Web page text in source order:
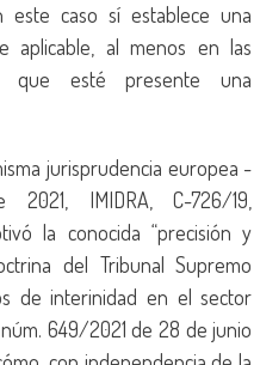
este caso sí establece una
aplicable, al menos en las
que esté presente una
jurisprudencia europea -
IMIDRA, C-726/19,
la conocida “precisión y
del Tribunal Supremo
de interinidad en el sector
649/2021 de 28 de junio